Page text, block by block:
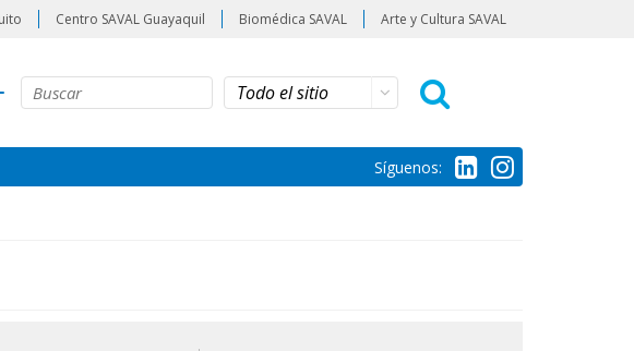
Centro SAVAL Guayaquil Biomédica SAVAL Arte y Cultura SAVAL
Síguenos: